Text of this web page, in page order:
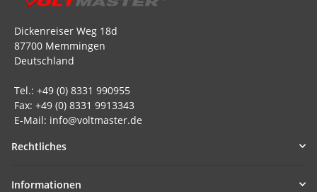
Dickenreiser Weg 18d
87700 Memmingen
Deutschland
Tel.: +49 (0) 8331 990955
Fax: +49 (0) 8331 9913343
E-Mail: info@voltmaster.de
Rechtliches
Informationen